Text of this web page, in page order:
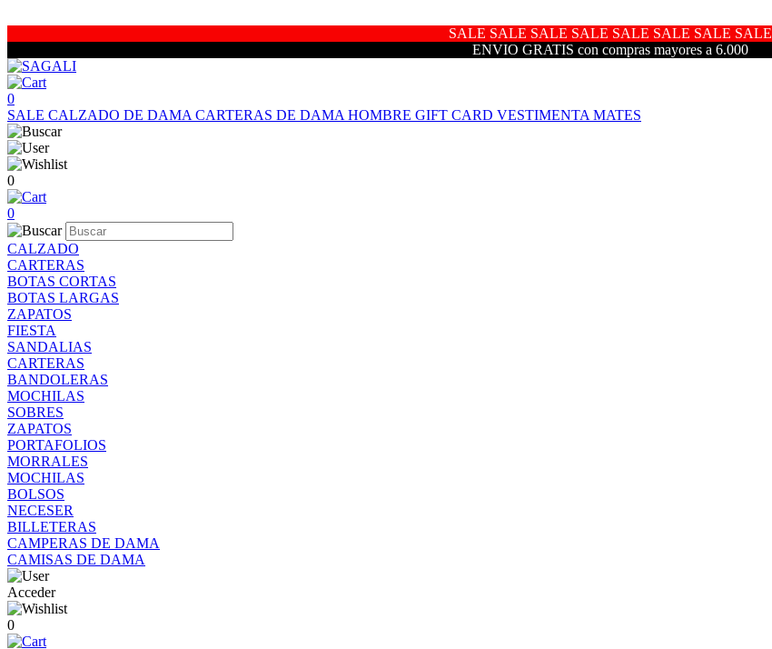
SALE SALE SALE SALE SALE SALE SALE SALE
ENVIO GRATIS con compras mayores a 6.000
0
SALE CALZADO DE DAMA CARTERAS DE DAMA HOMBRE GIFT CARD VESTIMENTA MATES
0
0
CALZADO
CARTERAS
BOTAS CORTAS
BOTAS LARGAS
ZAPATOS
FIESTA
SANDALIAS
CARTERAS
BANDOLERAS
MOCHILAS
SOBRES
ZAPATOS
PORTAFOLIOS
MORRALES
MOCHILAS
BOLSOS
NECESER
BILLETERAS
CAMPERAS DE DAMA
CAMISAS DE DAMA
Acceder
0